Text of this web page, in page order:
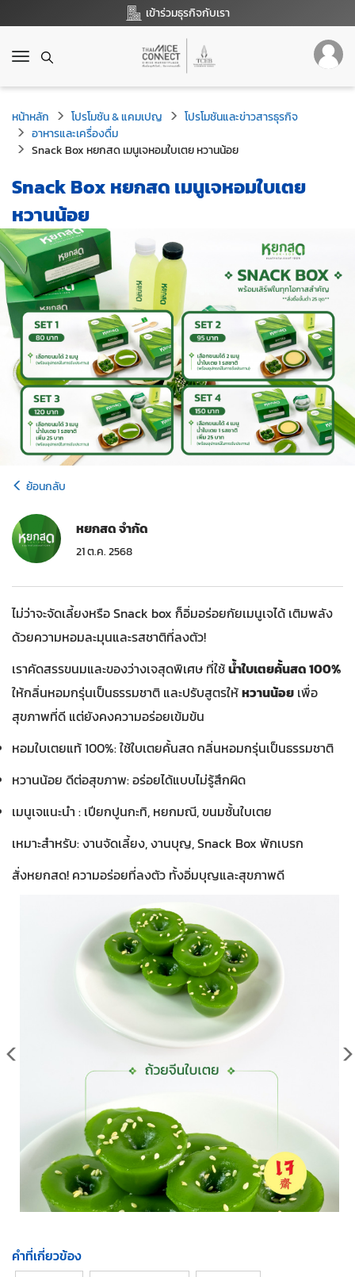
เข้าร่วมธุรกิจกับเรา
T
g
g
l
e
n
v
i
g
a
t
i
o
n
หน้าหลัก โปรโมชัน & แคมเปญ
โปรโมชันและข่าวสารธุรกิจ
อาหารและเครื่องดื่ม
Snack Box หยกสด เมนูเจหอมใบเตย หวานน้อย
Snack Box หยกสด เมนูเจหอมใบเตย
หวานน้อย
ย้อนกลับ
หยกสด จำกัด
21 ต.ค. 2568
ไม่ว่าจะจัดเลี้ยงหรือ Snack box ก็อิ่มอร่อยกัยเมนูเจได้ เติมพลัง
ด้วยความหอมละมุนและรสชาติที่ลงตัว!
เราคัดสรรขนมและของว่างเจสุดพิเศษ ที่ใช้น้ำใบเตยคั้นสด 100%
ให้กลิ่นหอมกรุ่นเป็นธรรมชาติ และปรับสูตรให้หวานน้อย เพื่อ
สุขภาพที่ดี แต่ยังคงความอร่อยเข้มข้น
หอมใบเตยแท้ 100%: ใช้ใบเตยคั้นสด กลิ่นหอมกรุ่นเป็นธรรมชาติ
หวานน้อย ดีต่อสุขภาพ: อร่อยได้แบบไม่รู้สึกผิด
เมนูเจแนะนำ : เปียกปูนกะทิ, หยกมณี, ขนมชั้นใบเตย
เหมาะสำหรับ:งานจัดเลี้ยง, งานบุญ, Snack Box พักเบรก
สั่งหยกสด! ความอร่อยที่ลงตัว ทั้งอิ่มบุญและสุขภาพดี
คำที่เกี่ยวข้อง